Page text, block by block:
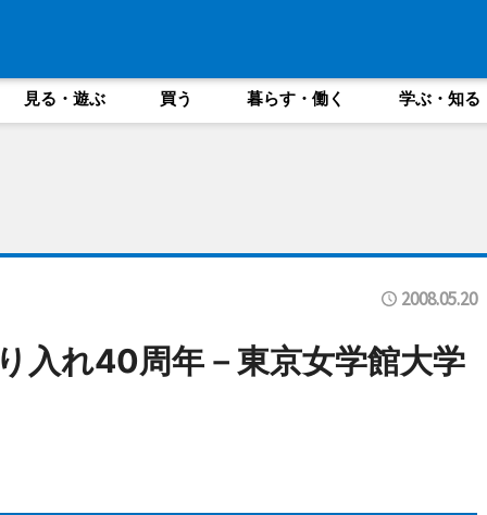
見る・遊ぶ 買う 暮らす・働く 学ぶ・知る
2008.05.20
入れ40周年－東京女学館大学